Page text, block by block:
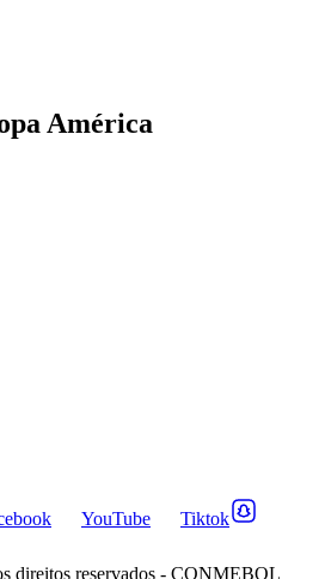
América
YouTube
Tiktok
direitos reservados - CONMEBOL